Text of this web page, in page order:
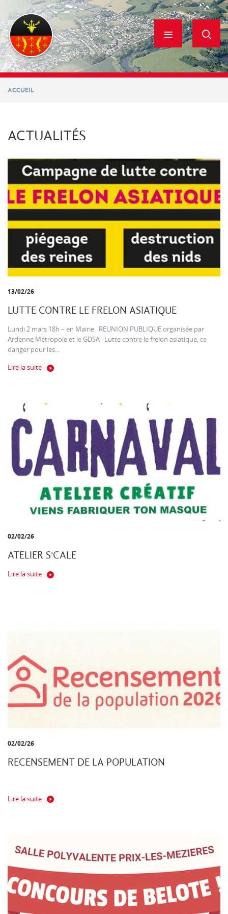
contenu
principal
ACCUEIL
ACTUALITÉS
13/02/26
LUTTE CONTRE LE FRELON ASIATIQUE
Lundi 2 mars 18h – en Mairie REUNION PUBLIQUE organisée par
Ardenne Métropole et le GDSA Lutte contre le frelon asiatique, ce
danger pour les...
Lire la suite
02/02/26
ATELIER S'CALE
Lire la suite
02/02/26
RECENSEMENT DE LA POPULATION
Lire la suite